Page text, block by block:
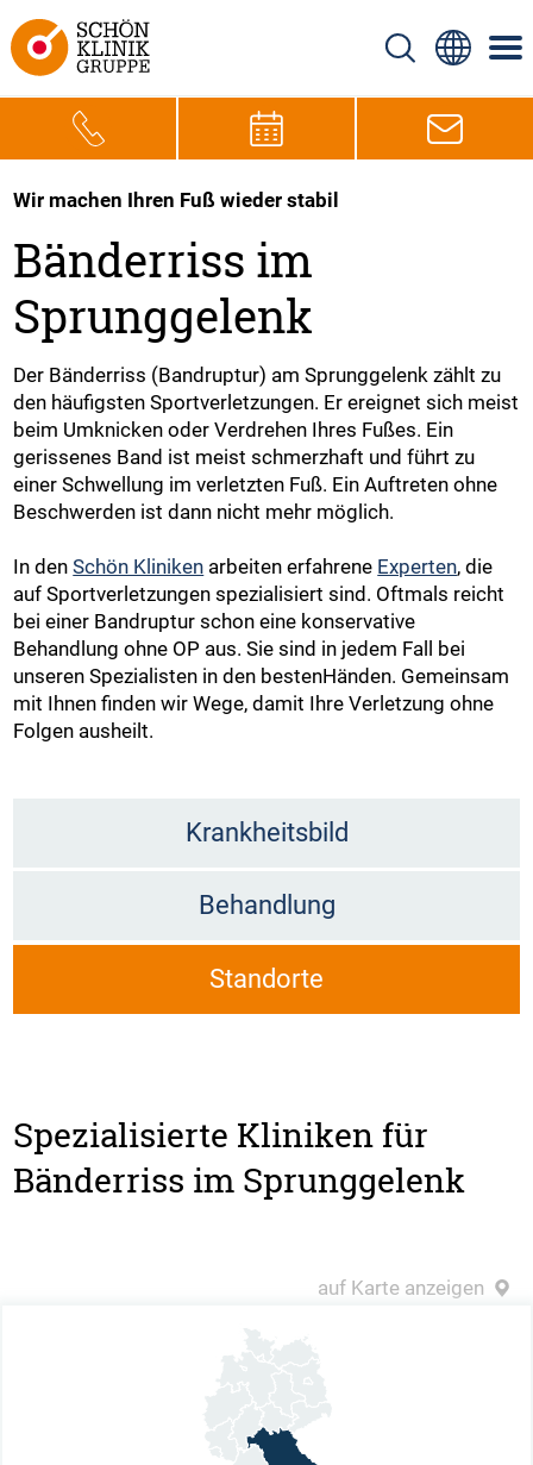
Wir machen Ihren Fuß wieder stabil
Bänderriss im
Sprunggelenk
Der Bänderriss (Bandruptur) am Sprunggelenk zählt zu
den häufigsten Sportverletzungen. Er ereignet sich meist
beim Umknicken oder Verdrehen Ihres Fußes. Ein
gerissenes Band ist meist schmerzhaft und führt zu
einer Schwellung im verletzten Fuß. Ein Auftreten ohne
Beschwerden ist dann nicht mehr möglich.
In denSchön Kliniken arbeiten erfahrene Experten, die
auf Sportverletzungen spezialisiert sind. Oftmals reicht
bei einer Bandruptur schon eine konservative
Behandlung ohne OP aus. Sie sind in jedem Fall bei
unseren Spezialisten in den bestenHänden. Gemeinsam
mit Ihnen finden wir Wege, damit Ihre Verletzung ohne
Folgen ausheilt.
Krankheitsbild
Behandlung
Standorte
Spezialisierte Kliniken für
Bänderriss im Sprunggelenk
auf Karte anzeigen